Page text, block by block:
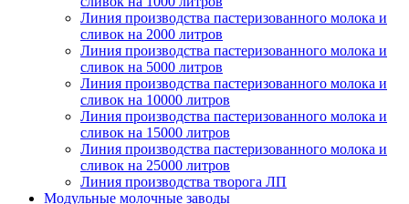
Линия производства пастеризованного молока и
сливок на 2000 литров
Линия производства пастеризованного молока и
сливок на 5000 литров
Линия производства пастеризованного молока и
сливок на 10000 литров
Линия производства пастеризованного молока и
сливок на 15000 литров
Линия производства пастеризованного молока и
сливок на 25000 литров
Линия производства творога ЛП
Модульные молочные заводы